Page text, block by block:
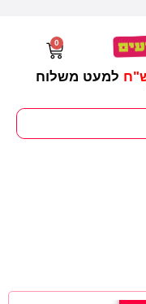
למעט משלוח
0